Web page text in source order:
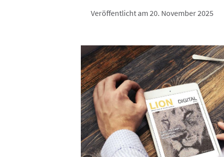
Veröffentlicht am 20. November 2025